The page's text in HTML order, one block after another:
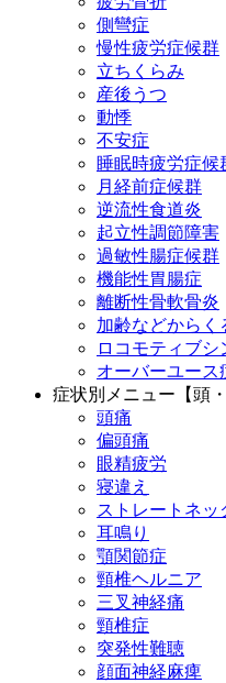
側彎症
慢性疲労症候群
立ちくらみ
産後うつ
動悸
不安症
睡眠時疲労症候
月経前症候群
逆流性食道炎
起立性調節障害
過敏性腸症候群
機能性胃腸症
離断性骨軟骨炎
加齢などからく
ロコモティブシ
オーバーユース
症状別メニュー【頭・
頭痛
偏頭痛
眼精疲労
寝違え
ストレートネッ
耳鳴り
顎関節症
頸椎ヘルニア
三叉神経痛
頸椎症
突発性難聴
顔面神経麻痺